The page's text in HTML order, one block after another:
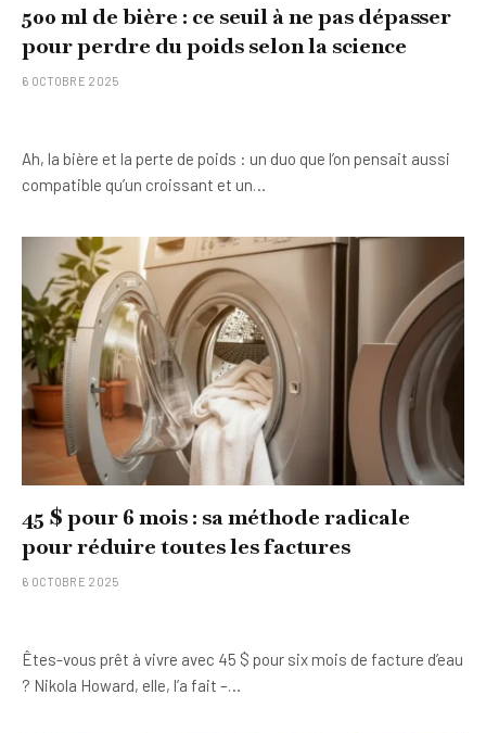
500 ml de bière : ce seuil à ne pas dépasser
pour perdre du poids selon la science
6 OCTOBRE 2025
Ah, la bière et la perte de poids : un duo que l’on pensait aussi
compatible qu’un croissant et un…
45 $ pour 6 mois : sa méthode radicale
pour réduire toutes les factures
6 OCTOBRE 2025
Êtes-vous prêt à vivre avec 45 $ pour six mois de facture d’eau
? Nikola Howard, elle, l’a fait –…